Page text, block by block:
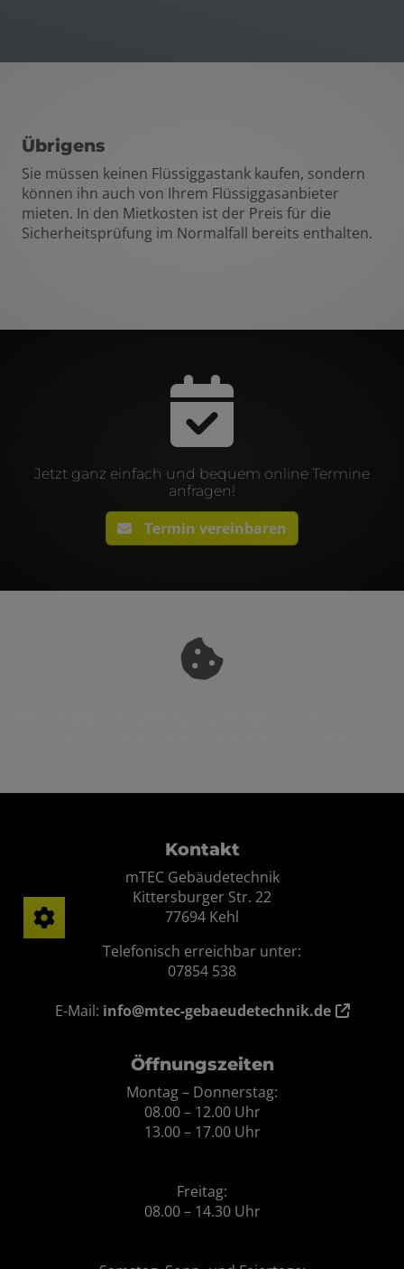
Übrigens
Sie müssen keinen Flüssiggastank kaufen, sondern
können ihn auch von Ihrem Flüssiggasanbieter
mieten. In den Mietkosten ist der Preis für die
Sicherheitsprüfung im Normalfall bereits enthalten.
Jetzt ganz einfach und bequem online Termine
anfragen!
Termin vereinbaren
Footer - Kontaktdaten und
Kontakt
mTEC Gebäudetechnik
Kittersburger Str. 22
77694 Kehl
Telefonisch erreichbar unter:
07854 538
E-Mail: info@mtec-gebaeudetechnik.de
Öffnungszeiten
Montag – Donnerstag:
08.00 – 12.00 Uhr
13.00 – 17.00 Uhr
Freitag:
08.00 – 14.30 Uhr